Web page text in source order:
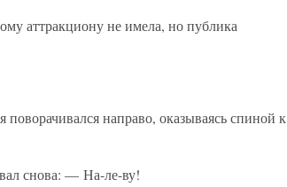
аттракциону не имела, но публика
направо, оказываясь спиной к
снова: — На-ле-ву!